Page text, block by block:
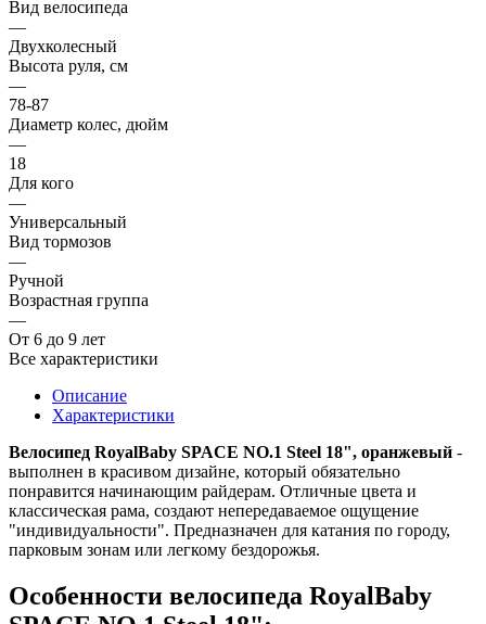
Вид велосипеда
—
Двухколесный
Высота руля, см
—
78-87
Диаметр колес, дюйм
—
18
Для кого
—
Универсальный
Вид тормозов
—
Ручной
Возрастная группа
—
От 6 до 9 лет
Все характеристики
Описание
Характеристики
Велосипед RoyalBaby SPACE NO.1 Steel 18", оранжевый -
выполнен в красивом дизайне, который обязательно
понравится начинающим райдерам. Отличные цвета и
классическая рама, создают непередаваемое ощущение
"индивидуальности". Предназначен для катания по городу,
парковым зонам или легкому бездорожья.
Особенности велосипеда RoyalBaby